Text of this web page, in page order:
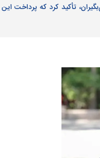
تأکید کرد که پرداخت این